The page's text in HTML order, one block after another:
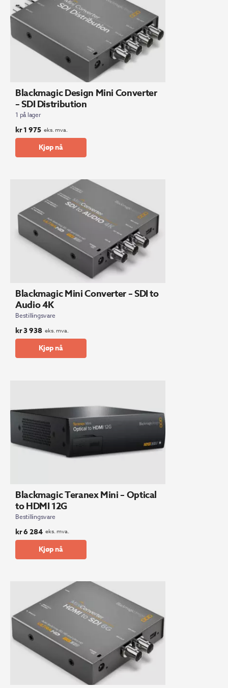
Blackmagic Design Mini Converter
– SDI Distribution
1 på lager
kr1 975 eks. mva.
Kjøp nå
Blackmagic Mini Converter – SDI to
Audio 4K
Bestillingsvare
kr3 938 eks. mva.
Kjøp nå
Blackmagic Teranex Mini – Optical
to HDMI 12G
Bestillingsvare
kr6 284 eks. mva.
Kjøp nå